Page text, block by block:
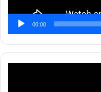
00:00